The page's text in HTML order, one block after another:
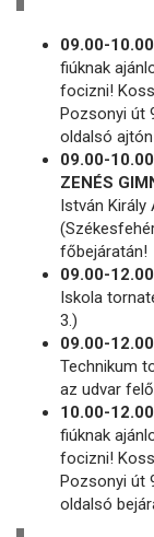
09.00-
fiúknak
focizni!
Pozsonyi út
oldalsó ajtón
09.00-10.00
ZENÉS
István
főbejáratán!
09.00-
Iskola
3.)
09.00-
Technikum
az udvar
10.00-
fiúknak
focizni!
Pozsonyi út
oldalsó